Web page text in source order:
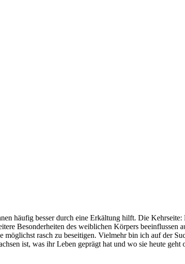
häufig besser durch eine Erkältung hilft. Die
Besonderheiten des weiblichen Körpers beeinflussen
rasch zu beseitigen. Vielmehr bin ich auf der
ist, was ihr Leben geprägt hat und wo sie heute geht